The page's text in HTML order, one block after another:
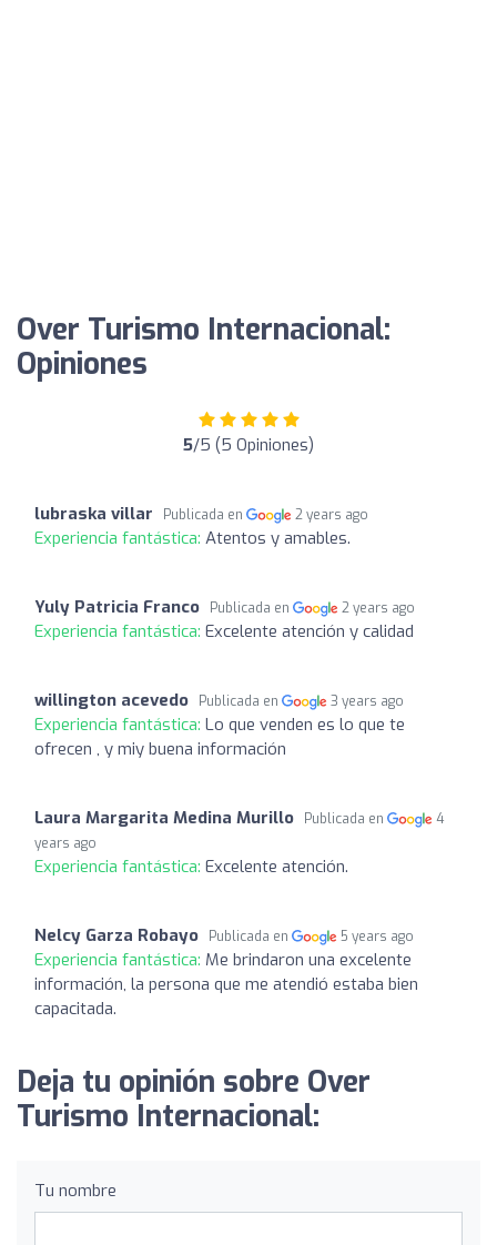
Over Turismo Internacional:
Opiniones
5/5 (5 Opiniones)
lubraska villar Publicada en 2 years ago
Experiencia fantástica: Atentos y amables.
Yuly Patricia Franco Publicada en 2 years ago
Experiencia fantástica: Excelente atención y calidad
willington acevedo Publicada en 3 years ago
Experiencia fantástica: Lo que venden es lo que te
ofrecen , y miy buena información
Laura Margarita Medina Murillo Publicada en
4
years ago
Experiencia fantástica: Excelente atención.
Nelcy Garza Robayo Publicada en 5 years ago
Experiencia fantástica: Me brindaron una excelente
información, la persona que me atendió estaba bien
capacitada.
Deja tu opinión sobre Over
Turismo Internacional:
Tu nombre